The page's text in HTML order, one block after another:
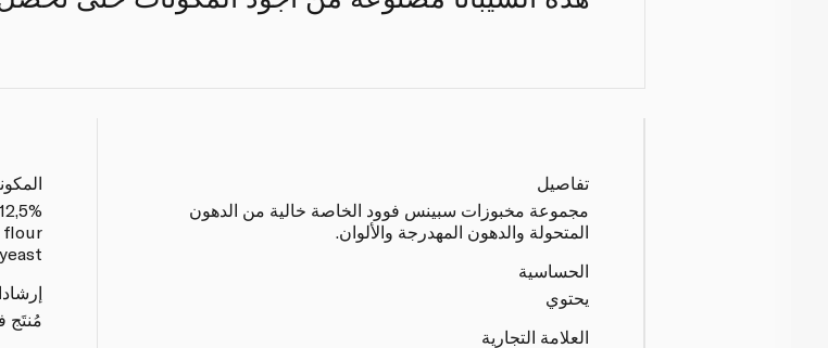
تفاصيل
مجموعة مخبوزات سبينس فوود الخاصة خالية من الدهون
المتحولة والدهون المهدرجة والألوان.
الحساسية
يحتوي
العلامة التجارية
flour
مُنتَج